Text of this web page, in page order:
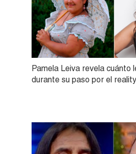
Pamela Leiva revela cuánto
durante su paso por el